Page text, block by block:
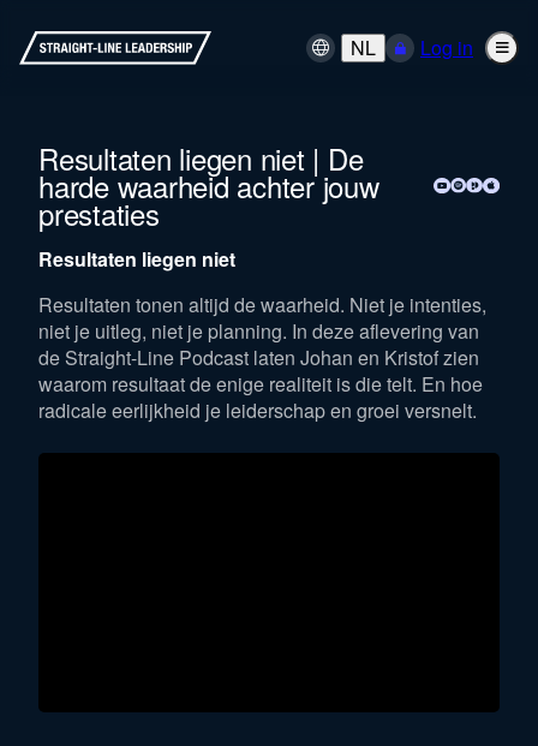
NL Log in
Resultaten liegen niet | De
harde waarheid achter jouw
prestaties
Resultaten liegen niet
Resultaten tonen altijd de waarheid. Niet je intenties,
niet je uitleg, niet je planning. In deze aflevering van
de Straight-Line Podcast laten Johan en Kristof zien
waarom resultaat de enige realiteit is die telt. En hoe
radicale eerlijkheid je leiderschap en groei versnelt.